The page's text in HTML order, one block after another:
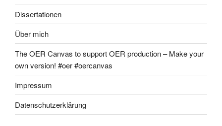
Dissertationen
Über mich
The OER Canvas to support OER production – Make your
own version! #oer #oercanvas
Impressum
Datenschutzerklärung